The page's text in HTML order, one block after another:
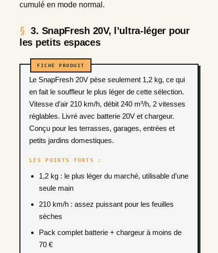
cumulé en mode normal.
3. SnapFresh 20V, l’ultra-léger pour
les petits espaces
Le SnapFresh 20V pèse seulement 1,2 kg, ce qui
en fait le souffleur le plus léger de cette sélection.
Vitesse d’air 210 km/h, débit 240 m³/h, 2 vitesses
réglables. Livré avec batterie 20V et chargeur.
Conçu pour les terrasses, garages, entrées et
petits jardins domestiques.
LES POINTS FORTS :
1,2 kg : le plus léger du marché, utilisable d’une
seule main
210 km/h : assez puissant pour les feuilles
sèches
Pack complet batterie + chargeur à moins de
70 €